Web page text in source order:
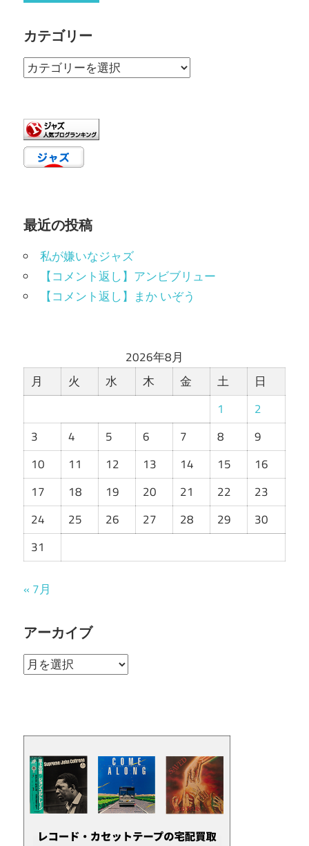
カテゴリー
カ
リ
ー
最近の投稿
私が嫌いなジャズ
【コメント返し】アンビブリュー
【コメント返し】まか いぞう
2026年8月
月
火 水 木 金 土
日
1
2
3
4 5 6 7 8
9
10
11 12 13 14 15
16
17
18 19 20 21 22
23
24
25 26 27 28 29
30
31
« 7月
アーカイブ
ア